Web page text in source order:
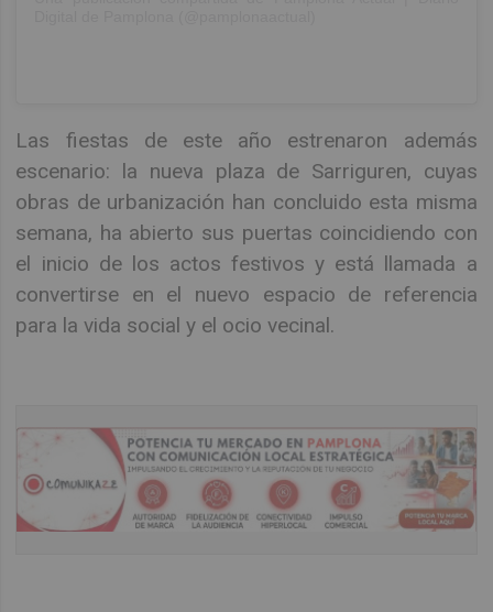
Las fiestas de este año estrenaron además
escenario: la nueva plaza de Sarriguren, cuyas
obras de urbanización han concluido esta misma
semana, ha abierto sus puertas coincidiendo con
el inicio de los actos festivos y está llamada a
convertirse en el nuevo espacio de referencia
para la vida social y el ocio vecinal.